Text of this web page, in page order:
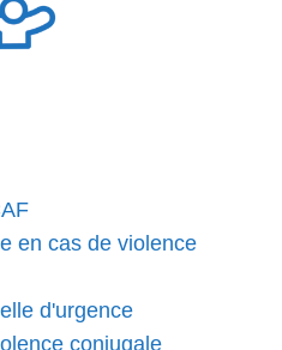
en cas de violence
d'urgence
conjugale